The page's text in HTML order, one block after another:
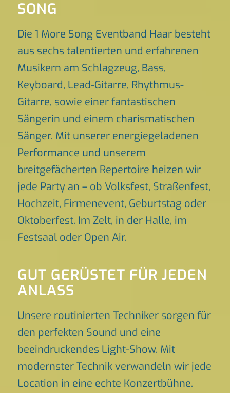
SONG
Die 1 More Song Eventband Haar besteht
aus sechs talentierten und erfahrenen
Musikern am Schlagzeug, Bass,
Keyboard, Lead-Gitarre, Rhythmus-
Gitarre, sowie einer fantastischen
Sängerin und einem charismatischen
Sänger. Mit unserer energiegeladenen
Performance und unserem
breitgefächerten Repertoire heizen wir
jede Party an – ob Volksfest, Straßenfest,
Hochzeit, Firmenevent, Geburtstag oder
Oktoberfest. Im Zelt, in der Halle, im
Festsaal oder Open Air.
GUT GERÜSTET FÜR JEDEN
ANLASS
Unsere routinierten Techniker sorgen für
den perfekten Sound und eine
beeindruckendes Light-Show. Mit
modernster Technik verwandeln wir jede
Location in eine echte Konzertbühne.